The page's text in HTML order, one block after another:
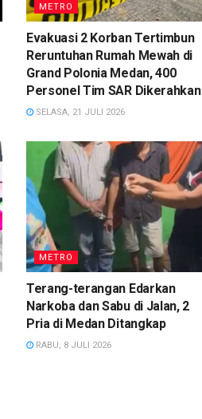
METRO
Evakuasi 2 Korban Tertimbun
Reruntuhan Rumah Mewah di
Grand Polonia Medan, 400
Personel Tim SAR Dikerahkan
SELASA, 21 JULI 2026
METRO
Terang-terangan Edarkan
Narkoba dan Sabu di Jalan, 2
Pria di Medan Ditangkap
RABU, 8 JULI 2026